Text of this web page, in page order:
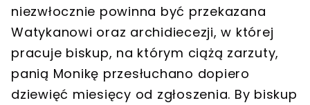
niezwłocznie powinna być przekazana
Watykanowi oraz archidiecezji, w której
pracuje biskup, na którym ciążą zarzuty,
panią Monikę przesłuchano dopiero
dziewięć miesięcy od zgłoszenia. By biskup